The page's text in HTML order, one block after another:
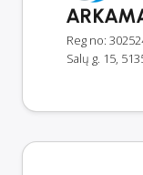
Reg no:
Salų g. 15,